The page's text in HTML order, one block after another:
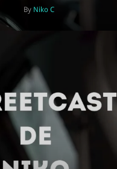
By Niko C